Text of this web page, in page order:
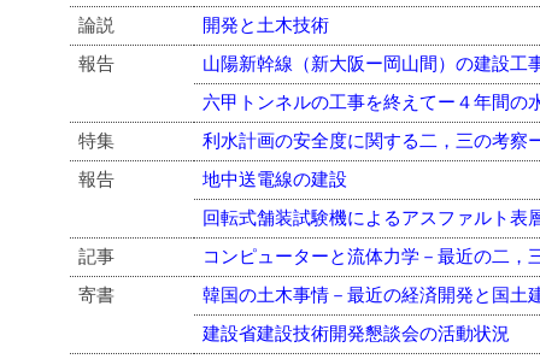
論説
開発と土木技術
報告
山陽新幹線（新大阪ー岡山間）の建設工
六甲トンネルの工事を終えてー４年間の
特集
利水計画の安全度に関する二，三の考察
報告
地中送電線の建設
回転式舗装試験機によるアスファルト表
記事
コンピューターと流体力学－最近の二，
寄書
韓国の土木事情－最近の経済開発と国土
建設省建設技術開発懇談会の活動状況